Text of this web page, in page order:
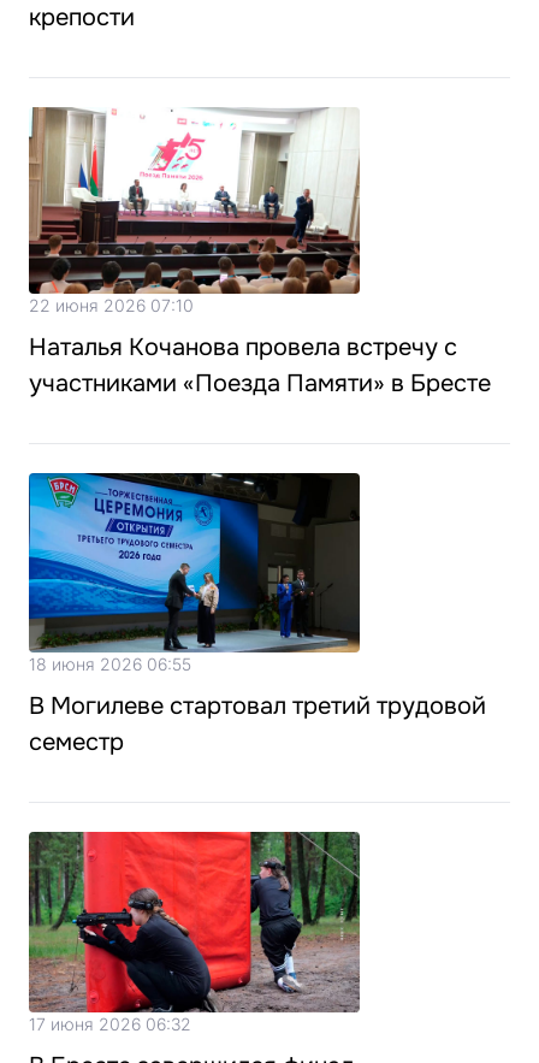
крепости
22 июня 2026 07:10
Наталья Кочанова провела встречу с
участниками «Поезда Памяти» в Бресте
18 июня 2026 06:55
В Могилеве стартовал третий трудовой
семестр
17 июня 2026 06:32